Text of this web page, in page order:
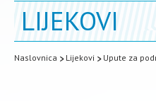
LIJEKOVI
Naslovnica Lijekovi Upute za